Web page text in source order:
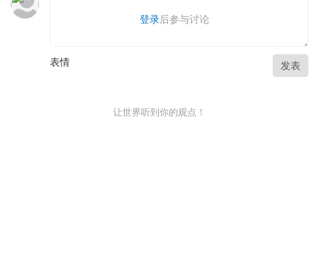
登录后参与讨论
表情 发表
让世界听到你的观点！